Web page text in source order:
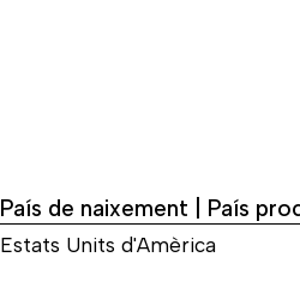
País de naixement | País
Estats Units d'Amèrica